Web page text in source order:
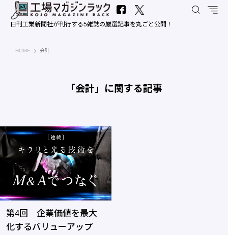
日刊工業新聞社が刊行する5雑誌の厳選記事を丸ごと公開！
HOME 工場マガジンラック｜日刊工業新聞社
会計
「会計」に関する記事
第4回 企業価値を最大
化するバリューアップ